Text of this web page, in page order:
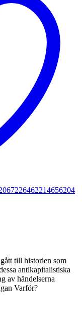
till historien som
antikapitalistiska
av händelserna
Varför?